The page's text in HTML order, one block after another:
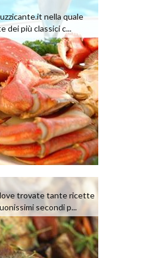
nella quale
più classici c...
trovate tante ricette
secondi p...